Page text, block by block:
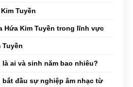
Tuyền
Hứa Kim Tuyền trong lĩnh vực
Tuyền
là ai và sinh năm bao nhiêu?
bắt đầu sự nghiệp âm nhạc từ